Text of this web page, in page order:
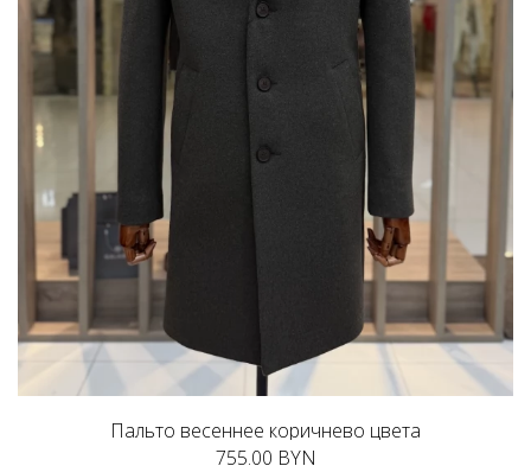
Пальто весеннее коричнево цвета
755.00 BYN